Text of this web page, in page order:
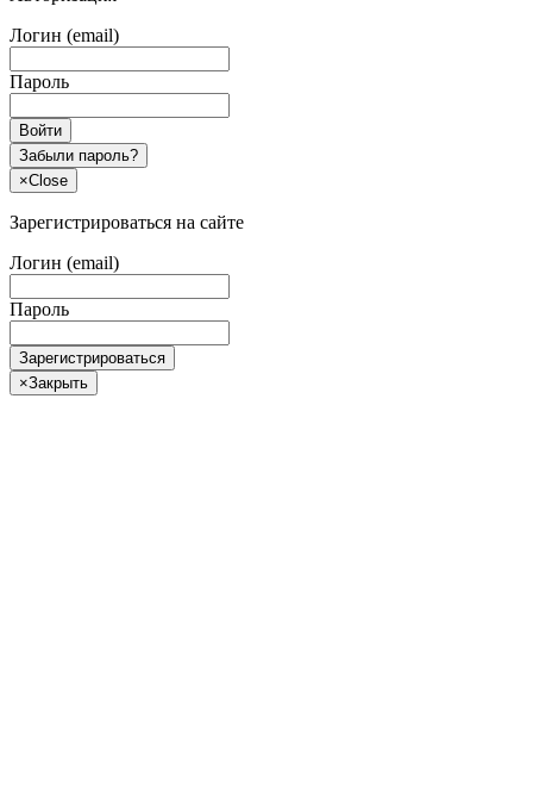
Логин (email)
Пароль
Войти
Забыли пароль?
×Close
Зарегистрироваться на сайте
Логин (email)
Пароль
Зарегистрироваться
×Закрыть